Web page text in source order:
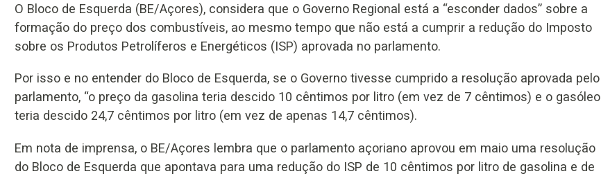
O Bloco de Esquerda (BE/Açores), considera que o Governo Regional está a “esconder dados” sobre a
formação do preço dos combustíveis, ao mesmo tempo que não está a cumprir a redução do Imposto
sobre os Produtos Petrolíferos e Energéticos (ISP) aprovada no parlamento.
Por isso e no entender do Bloco de Esquerda, se o Governo tivesse cumprido a resolução aprovada pelo
parlamento, “o preço da gasolina teria descido 10 cêntimos por litro (em vez de 7 cêntimos) e o gasóleo
teria descido 24,7 cêntimos por litro (em vez de apenas 14,7 cêntimos).
Em nota de imprensa, o BE/Açores lembra que o parlamento açoriano aprovou em maio uma resolução
do Bloco de Esquerda que apontava para uma redução do ISP de 10 cêntimos por litro de gasolina e de